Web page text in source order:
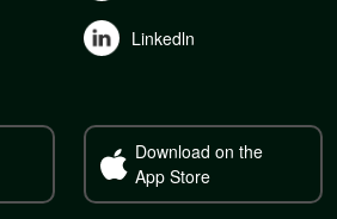
Linkedln
Download on the
App Store